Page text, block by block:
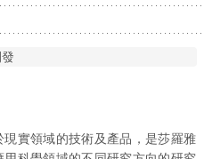
實領域的技術及產品，是莎羅雅